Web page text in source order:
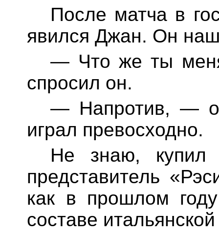
После матча в
явилсяДжан. Он
— Что же ты
спросил он.
— Напротив, —
играл превосходно.
Не знаю,
представитель «
как в прошлом
составе